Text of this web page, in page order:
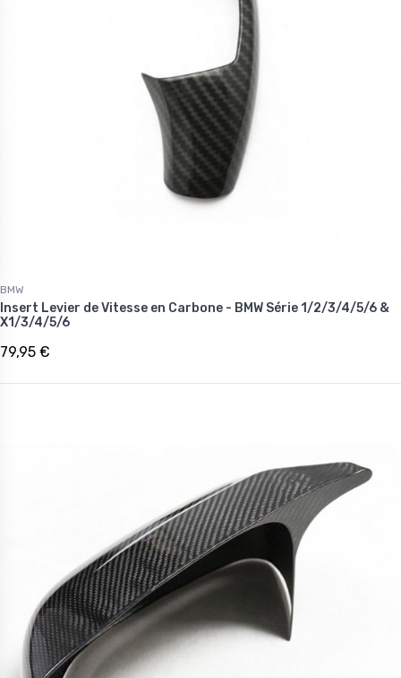
BMW
Insert Levier de Vitesse en Carbone - BMW Série 1/2/3/4/5/6 &
X1/3/4/5/6
79,95 €